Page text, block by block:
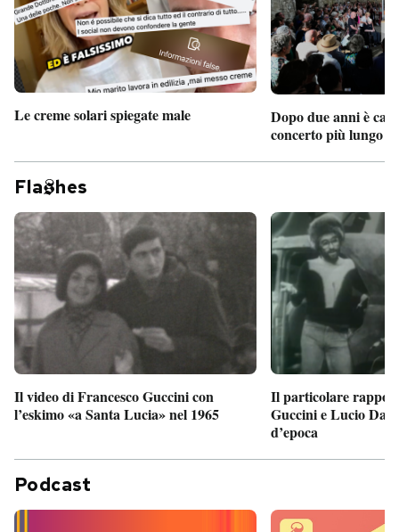
Le creme solari spiegate male
Dopo due anni è
concerto più lungo
Fla hes
Il video di Francesco Guccini con
l’eskimo «a Santa Lucia» nel 1965
Il particolare
Guccini e Lucio
d’epoca
Podcast